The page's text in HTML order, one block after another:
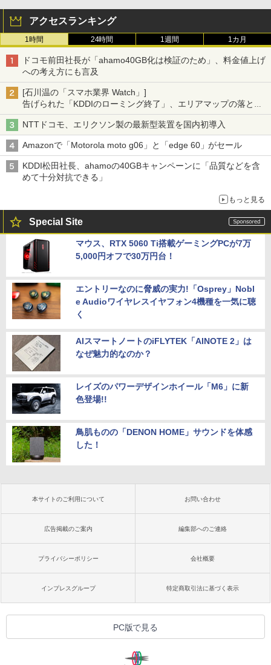
アクセスランキング
1時間 24時間 1週間 1カ月
ドコモ前田社長が「ahamo40GB化は検証のため」、料金値上げ
への考え方にも言及
[石川温の「スマホ業界 Watch」]
告げられた「KDDIのローミング終了」、エリアマップの落とし
穴と楽天モバイルの課題
NTTドコモ、エリクソン製の最新型装置を国内初導入
Amazonで「Motorola moto g06」と「edge 60」がセール
KDDI松田社長、ahamoの40GBキャンペーンに「品質などを含
めて十分対抗できる」
もっと見る
Special Site
マウス、RTX 5060 Ti搭載ゲーミングPCが7万
5,000円オフで30万円台！
エントリーなのに脅威の実力!「Osprey」Nobl
e Audioワイヤレスイヤフォン4機種を一気に聴
く
AIスマートノートのiFLYTEK「AINOTE 2」は
なぜ魅力的なのか？
レイズのパワーデザインホイール「M6」に新
色登場!!
鳥肌ものの「DENON HOME」サウンドを体感
した！
本サイトのご利用について お問い合わせ
広告掲載のご案内 編集部へのご連絡
プライバシーポリシー 会社概要
インプレスグループ 特定商取引法に基づく表示
PC版で見る